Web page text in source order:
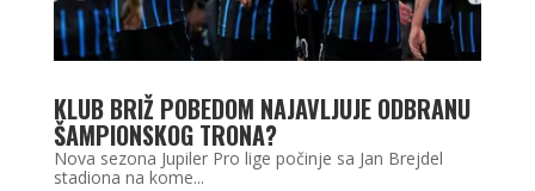
KLUB BRIŽ POBEDOM NAJAVLJUJE ODBRANU
ŠAMPIONSKOG TRONA?
Nova sezona Jupiler Pro lige počinje sa Jan Brejdel
stadiona na kome...